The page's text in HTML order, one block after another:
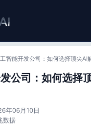
智能开发公司：如何选择顶尖AI
公司：如何选择
年06月10日
数据